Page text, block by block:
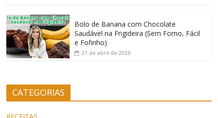
Bolo de Banana com Chocolate
Saudável na Frigideira (Sem Forno, Fácil
e Fofinho)
21 de abril de 2026
CATEGORIAS